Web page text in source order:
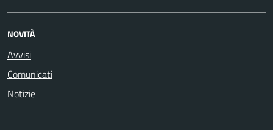
NOVITÀ
Avvisi
Comunicati
Notizie